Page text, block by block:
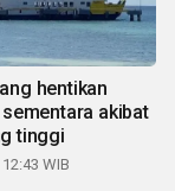
hentikan
akibat
tinggi
WIB